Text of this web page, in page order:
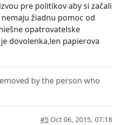
pre politikov aby si začali
žiadnu pomoc od
opatrovatelske
dovolenka,len papierova
by the person who
#5 Oct 06, 2015, 07:18